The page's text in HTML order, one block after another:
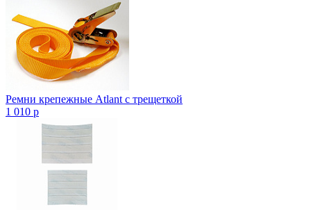
Ремни крепежные Atlant с трещеткой
1 010 p